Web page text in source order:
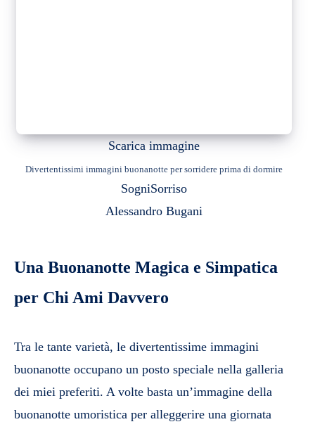
Scarica immagine
Divertentissimi immagini buonanotte per sorridere prima di dormire
SogniSorriso
Alessandro Bugani
Una Buonanotte Magica e Simpatica
per Chi Ami Davvero
Tra le tante varietà, le divertentissime immagini
buonanotte occupano un posto speciale nella galleria
dei miei preferiti. A volte basta un’immagine della
buonanotte umoristica per alleggerire una giornata